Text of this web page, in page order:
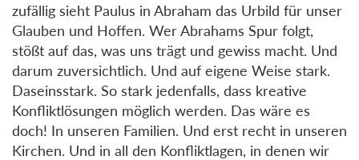
zufällig sieht Paulus in Abraham das Urbild für unser
Glauben und Hoffen. Wer Abrahams Spur folgt,
stößt auf das, was uns trägt und gewiss macht. Und
darum zuversichtlich. Und auf eigene Weise stark.
Daseinsstark. So stark jedenfalls, dass kreative
Konfliktlösungen möglich werden. Das wäre es
doch! In unseren Familien. Und erst recht in unseren
Kirchen. Und in all den Konfliktlagen, in denen wir